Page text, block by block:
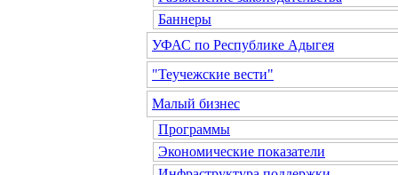
Баннеры
УФАС по Республике Адыгея
"Теучежские вести"
Малый бизнес
Программы
Экономические показатели